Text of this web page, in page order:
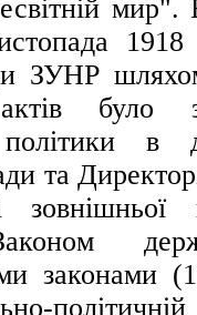
ЗУНР
було
політики в
та
законами